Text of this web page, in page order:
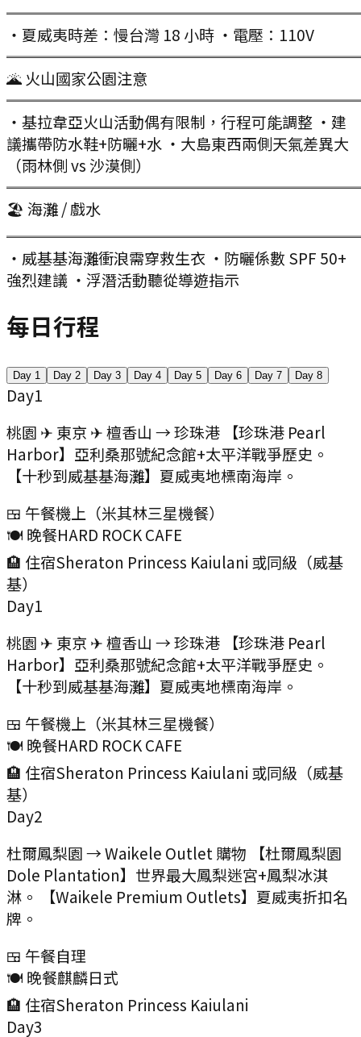
・夏威夷時差：慢台灣 18 小時 ・電壓：110V
🌋 火山國家公園注意
・基拉韋亞火山活動偶有限制，行程可能調整 ・建
議攜帶防水鞋+防曬+水 ・大島東西兩側天氣差異大
（雨林側 vs 沙漠側）
🏖 海灘 / 戲水
・威基基海灘衝浪需穿救生衣 ・防曬係數 SPF 50+
強烈建議 ・浮潛活動聽從導遊指示
每日行程
Day 1 Day 2 Day 3 Day 4 Day 5 Day 6 Day 7 Day 8
Day1
桃園 ✈ 東京 ✈ 檀香山 → 珍珠港 【珍珠港 Pearl
Harbor】亞利桑那號紀念館+太平洋戰爭歷史。
【十秒到威基基海灘】夏威夷地標南海岸。
🍱 午餐機上（米其林三星機餐）
🍽️ 晚餐HARD ROCK CAFE
🏨 住宿Sheraton Princess Kaiulani 或同級（威基
基）
Day1
桃園 ✈ 東京 ✈ 檀香山 → 珍珠港 【珍珠港 Pearl
Harbor】亞利桑那號紀念館+太平洋戰爭歷史。
【十秒到威基基海灘】夏威夷地標南海岸。
🍱 午餐機上（米其林三星機餐）
🍽️ 晚餐HARD ROCK CAFE
🏨 住宿Sheraton Princess Kaiulani 或同級（威基
基）
Day2
杜爾鳳梨園 → Waikele Outlet 購物 【杜爾鳳梨園
Dole Plantation】世界最大鳳梨迷宮+鳳梨冰淇
淋。 【Waikele Premium Outlets】夏威夷折扣名
牌。
🍱 午餐自理
🍽️ 晚餐麒麟日式
🏨 住宿Sheraton Princess Kaiulani
Day3